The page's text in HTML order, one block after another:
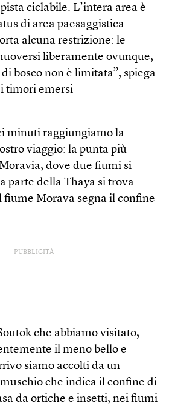
ciclabile. L’intera area è
di area paesaggistica
alcuna restrizione: le
liberamente ovunque,
bosco non è limitata”, spiega
timori emersi
minuti raggiungiamo la
viaggio: la punta più
dove due fiumi si
parte della Thaya si trova
fiume Morava segna il confine
PUBBLICITÀ
che abbiamo visitato,
il meno bello e
siamo accolti da un
che indica il confine di
da ortiche e insetti, nei fiumi